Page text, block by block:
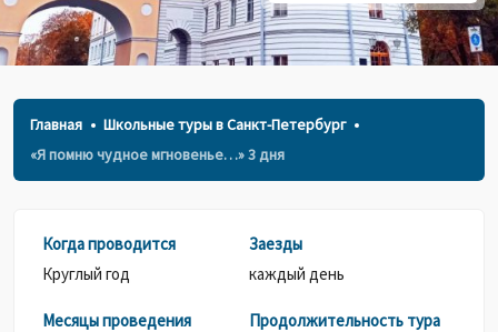
Главная
Школьные туры в Санкт-Петербург
«Я помню чудное мгновенье…» 3 дня
Когда проводится
Круглый год
Месяцы проведения
Заезды
каждый день
Продолжительность тура